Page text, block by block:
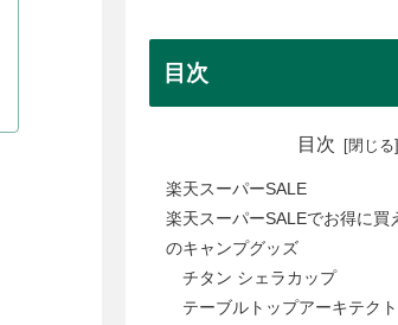
目次
目次
楽天スーパーSALE
楽天スーパーSALEでお得に買
のキャンプグッズ
チタン シェラカップ
テーブルトップアーキテク